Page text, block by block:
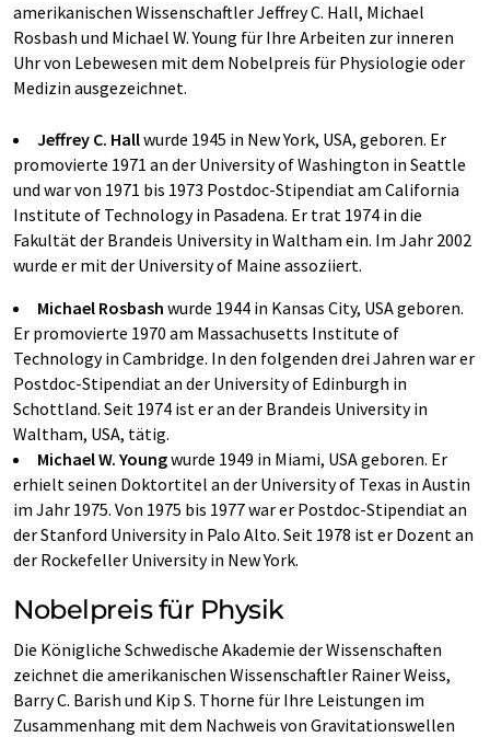
amerikanischen Wissenschaftler Jeffrey C. Hall, Michael
Rosbash und Michael W. Young für Ihre Arbeiten zur inneren
Uhr von Lebewesen mit dem Nobelpreis für Physiologie oder
Medizin ausgezeichnet.
Jeffrey C. Hallwurde 1945 in New York, USA, geboren. Er
promovierte 1971 an der University of Washington in Seattle
und war von 1971 bis 1973 Postdoc-Stipendiat am California
Institute of Technology in Pasadena. Er trat 1974 in die
Fakultät der Brandeis University in Waltham ein. Im Jahr 2002
wurde er mit der University of Maine assoziiert.
Michael Rosbash wurde 1944 in Kansas City, USA geboren.
Er promovierte 1970 am Massachusetts Institute of
Technology in Cambridge. In den folgenden drei Jahren war er
Postdoc-Stipendiat an der University of Edinburgh in
Schottland. Seit 1974 ist er an der Brandeis University in
Waltham, USA, tätig.
Michael W. Youngwurde 1949 in Miami, USA geboren. Er
erhielt seinen Doktortitel an der University of Texas in Austin
im Jahr 1975. Von 1975 bis 1977 war er Postdoc-Stipendiat an
der Stanford University in Palo Alto. Seit 1978 ist er Dozent an
der Rockefeller University in New York.
Nobelpreis für Physik
Die Königliche Schwedische Akademie der Wissenschaften
zeichnet die amerikanischen Wissenschaftler Rainer Weiss,
Barry C. Barish und Kip S. Thorne für Ihre Leistungen im
Zusammenhang mit dem Nachweis von Gravitationswellen